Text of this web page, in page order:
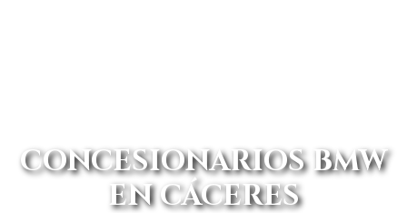
CONCESIONARIOS BMW
EN CÁCERES